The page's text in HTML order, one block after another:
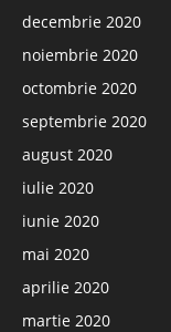
decembrie 2020
noiembrie 2020
octombrie 2020
septembrie 2020
august 2020
iulie 2020
iunie 2020
mai 2020
aprilie 2020
martie 2020